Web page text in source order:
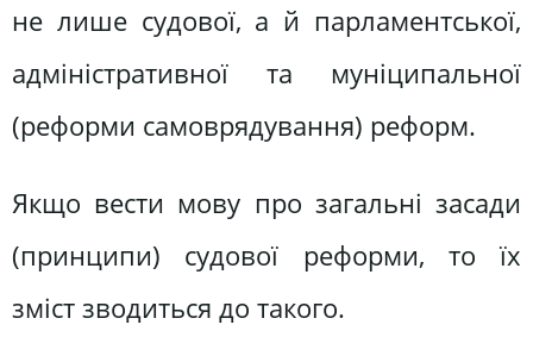
не лише судової, а й парламентської,
адміністративної та муніципальної
(реформи самоврядування) реформ.
Якщо вести мову про загальні заса­ди
(принципи) судової реформи, то їх
зміст зводиться до такого.